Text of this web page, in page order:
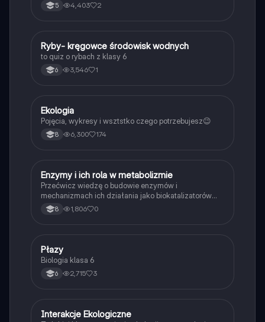
5 4,403 2
RBiologia
Ryby- kręgowce środowisk wodnych
to quiz o rybach z klasy 6
6 3,546 1
Biologia
Ekologia
Pojęcia, wykresy i wsztstko czego potrzebujesz😉
8 6,300 174
EBiologia
Enzymy i ich rola w metabolizmie
Przećwicz wiedzę o budowie enzymów i
mechanizmach ich działania jako biokatalizatorów
przyspieszających reakcje.
8 1,806 0
PBiologia
Płazy
Biologia klasa 6
6 2,715 3
Biologia
Interakcje Ekologiczne